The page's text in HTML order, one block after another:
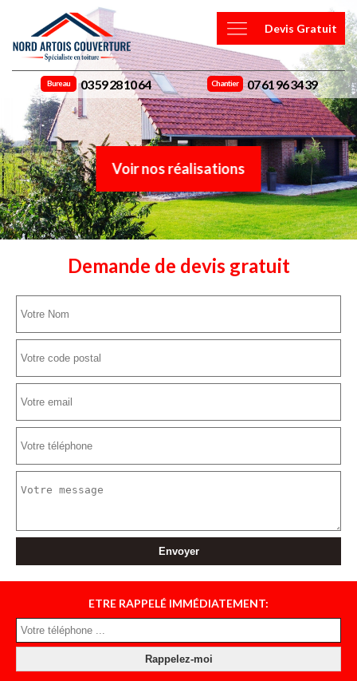
Devis Gratuit
Bureau 03 59 28 10 64 Chantier 07 61 96 34 39
Voir nos réalisations
Demande de devis gratuit
ETRE RAPPELÉ IMMÉDIATEMENT: